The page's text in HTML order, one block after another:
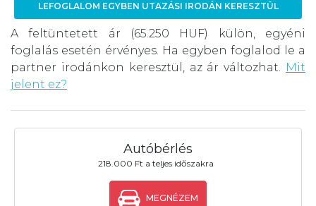
LEFOGLALOM EGYBEN UTAZÁSI IRODÁN KERESZTÜL
A feltüntetett ár (65.250 HUF) külön, egyéni
foglalás esetén érvényes. Ha egyben foglalod le a
partner irodánkon keresztül, az ár változhat. Mit
jelent ez?
Autóbérlés
218.000 Ft a teljes időszakra
MEGNÉZEM